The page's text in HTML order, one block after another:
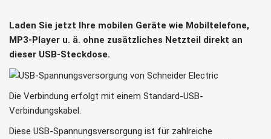
Laden Sie jetzt Ihre mobilen Geräte wie Mobiltelefone,
MP3-Player u. ä. ohne zusätzliches Netzteil direkt an
dieser USB-Steckdose.
Die Verbindung erfolgt mit einem Standard-USB-
Verbindungskabel.
Diese USB-Spannungsversorgung ist für zahlreiche